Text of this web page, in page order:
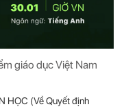
giáo dục Việt Nam
HỌC (Về Quyết định